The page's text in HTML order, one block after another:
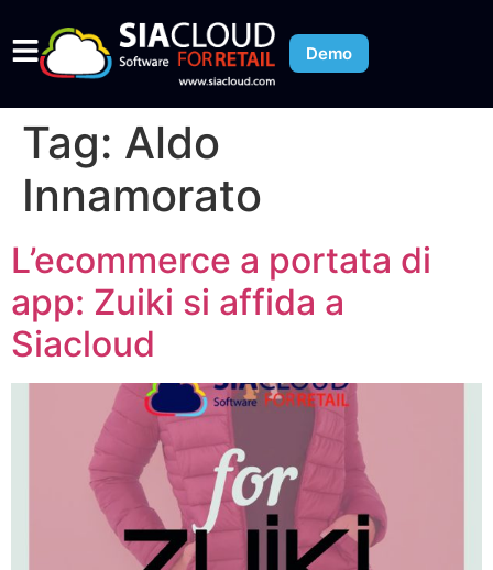
Demo
Tag: Aldo
Innamorato
L’ecommerce a portata di
app: Zuiki si affida a
Siacloud